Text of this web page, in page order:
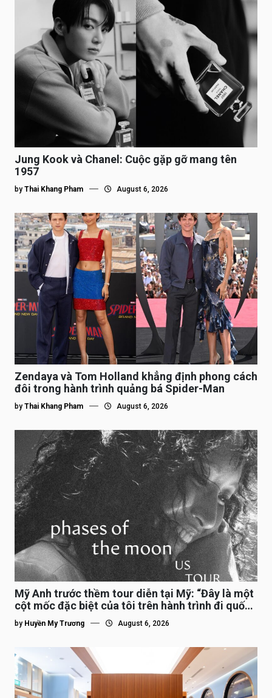
Jung Kook và Chanel: Cuộc gặp gỡ mang tên
1957
by Thai Khang Pham August 6, 2026
Zendaya và Tom Holland khẳng định phong cách
đôi trong hành trình quảng bá Spider-Man
by Thai Khang Pham August 6, 2026
Mỹ Anh trước thềm tour diễn tại Mỹ: “Đây là một
cột mốc đặc biệt của tôi trên hành trình đi quốc
tế”
by Huyền My Trương August 6, 2026